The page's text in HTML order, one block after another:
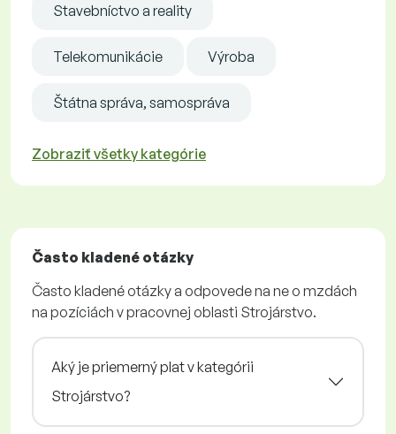
Stavebníctvo a reality
Telekomunikácie Výroba
Štátna správa, samospráva
Zobraziť všetky kategórie
Často kladené otázky
Často kladené otázky a odpovede na ne o mzdách
na pozíciách v pracovnej oblasti Strojárstvo.
Aký je priemerný plat v kategórii
Strojárstvo?